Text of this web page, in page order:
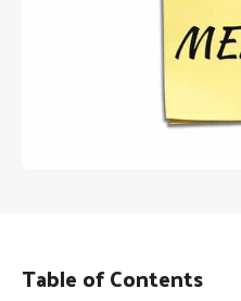
Table of Contents